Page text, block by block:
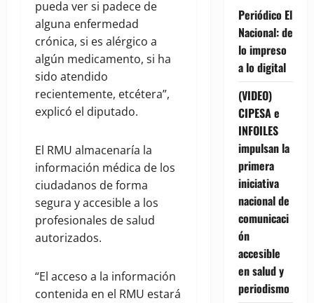
pueda ver si padece de
alguna enfermedad
crónica, si es alérgico a
algún medicamento, si ha
sido atendido
recientemente, etcétera”,
explicó el diputado.
El RMU almacenaría la
información médica de los
ciudadanos de forma
segura y accesible a los
profesionales de salud
autorizados.
“El acceso a la información
contenida en el RMU estará
Periódico El
Nacional: de
lo impreso
a lo digital
(VIDEO)
CIPESA e
INFOILES
impulsan la
primera
iniciativa
nacional de
comunicaci
ón
accesible
en salud y
periodismo